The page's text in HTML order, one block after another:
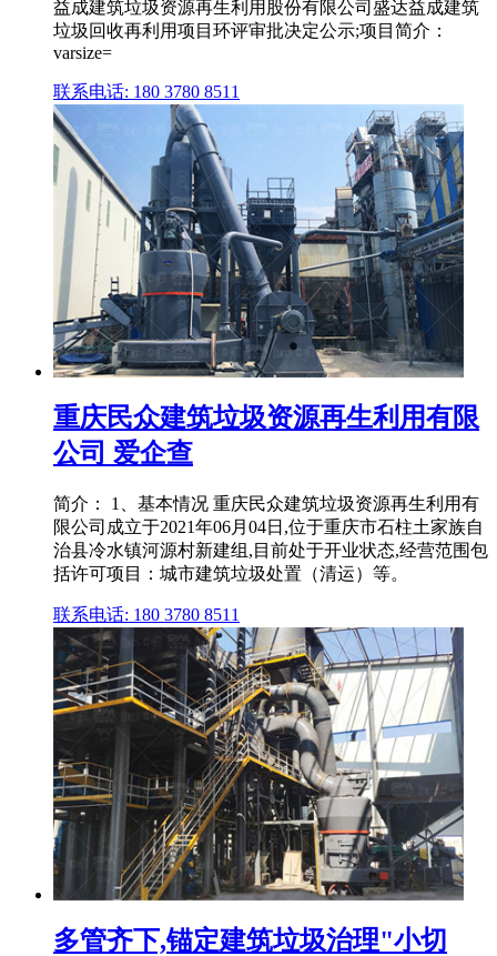
益成建筑垃圾资源再生利用股份有限公司盛达益成建筑
垃圾回收再利用项目环评审批决定公示;项目简介：
varsize=
联系电话: 180 3780 8511
重庆民众建筑垃圾资源再生利用有限
公司 爱企查
简介： 1、基本情况 重庆民众建筑垃圾资源再生利用有
限公司成立于2021年06月04日,位于重庆市石柱土家族自
治县冷水镇河源村新建组,目前处于开业状态,经营范围包
括许可项目：城市建筑垃圾处置（清运）等。
联系电话: 180 3780 8511
多管齐下,锚定建筑垃圾治理"小切